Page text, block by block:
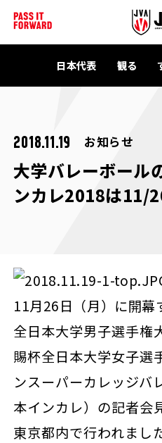
日本代表 観る
2018.11.19 お知らせ
大学バレーボー
ンカレ2018は11/
11月26日（月）に開幕
全日本大学男子選手
賜杯全日本大学女子
ンスーパーカレッジバ
本インカレ）の記者会
東京都内で行われまし